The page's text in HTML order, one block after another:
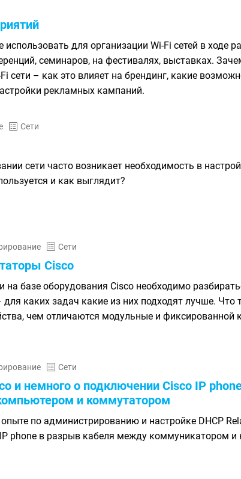
использовать для организации Wi-Fi сетей в ходе
семинаров, на фестивалях, выставках.
сети – как это влияет на брендинг, какие
рекламных кампаний.
Сети
сети часто возникает необходимость в
и как выглядит?
Сети
Cisco
на базе оборудования Cisco необходимо
каких задач какие из них подходят лучше. Что
чем отличаются модульные и фиксированной
Сети
и немного о подключении Cisco IP
и коммутатором
по администрированию и настройке DHCP
phone в разрыв кабеля между коммуникатором